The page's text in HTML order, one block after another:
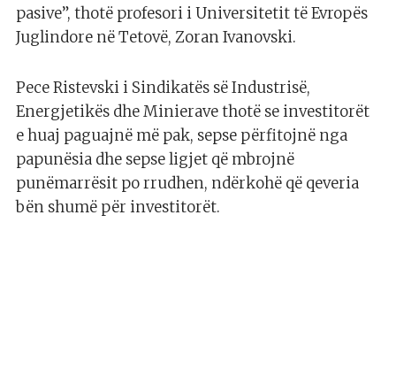
pasive”, thotë profesori i Universitetit të Evropës
Juglindore në Tetovë, Zoran Ivanovski.
Pece Ristevski i Sindikatës së Industrisë,
Energjetikës dhe Minierave thotë se investitorët
e huaj paguajnë më pak, sepse përfitojnë nga
papunësia dhe sepse ligjet që mbrojnë
punëmarrësit po rrudhen, ndërkohë që qeveria
bën shumë për investitorët.